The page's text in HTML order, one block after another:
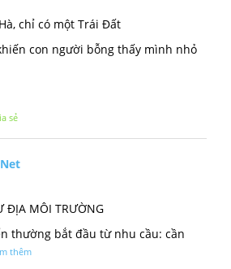
chỉ có một Trái Đất
con người bỗng thấy mình nhỏ
sẻ
ĐỊA MÔI TRƯỜNG
thường bắt đầu từ nhu cầu: cần
thêm